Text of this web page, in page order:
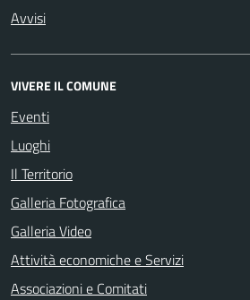
Avvisi
VIVERE IL COMUNE
Eventi
Luoghi
Il Territorio
Galleria Fotografica
Galleria Video
Attività economiche e Servizi
Associazioni e Comitati